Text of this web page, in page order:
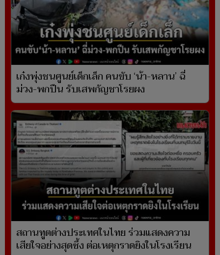
เก๋งพุ่งชนศูนย์เด็กเล็ก คนขับ ‘น้า-หลาน’ ฉี่
ม่วง-พกปืน รับเสพกัญชาโรยผง
สถานทูตต่างประเทศในไทย ร่วมแสดงความ
เสียใจอย่างสุดซึ้ง ต่อเหตุกราดยิงในโรงเรียน